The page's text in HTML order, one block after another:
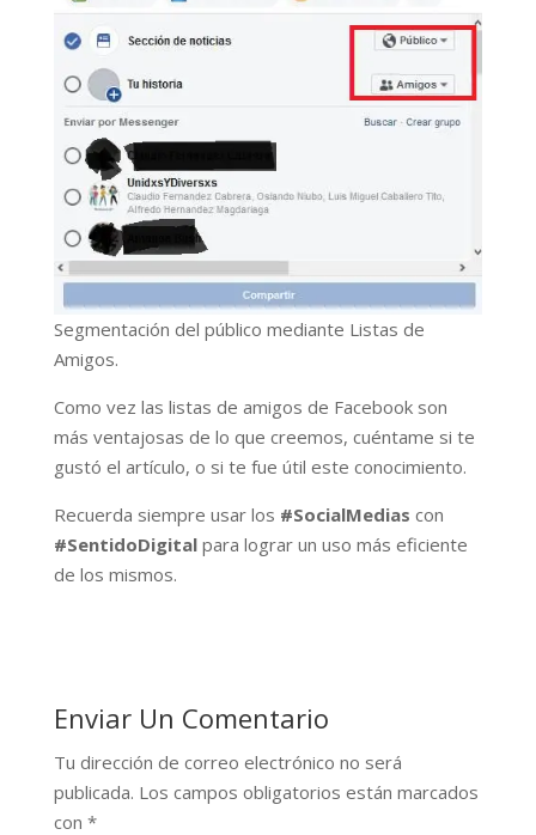
Segmentación del público mediante Listas de
Amigos.
Como vez las listas de amigos de Facebook son
más ventajosas de lo que creemos, cuéntame si te
gustó el artículo, o si te fue útil este conocimiento.
Recuerda siempre usar los #SocialMedias con
#SentidoDigitalpara lograr un uso más eficiente
de los mismos.
Enviar Un Comentario
Tu dirección de correo electrónico no será
publicada. Los campos obligatorios están marcados
con *